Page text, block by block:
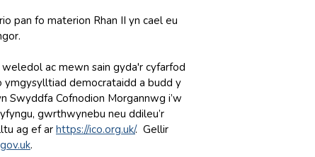
pan fo materion Rhan II yn cael eu
ac mewn sain gyda'r cyfarfod
ymgysylltiad democrataidd a budd y
Swyddfa Cofnodion Morgannwg i’w
gwrthwynebu neu ddileu’r
ag ef ar https://ico.org.uk/. Gellir
.